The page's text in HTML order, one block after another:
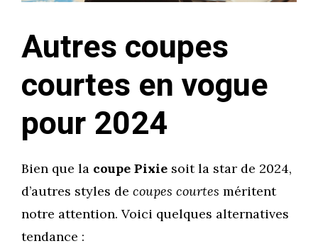
Autres coupes
courtes en vogue
pour 2024
Bien que la coupe Pixie soit la star de 2024,
d’autres styles de coupes courtes méritent
notre attention. Voici quelques alternatives
tendance :